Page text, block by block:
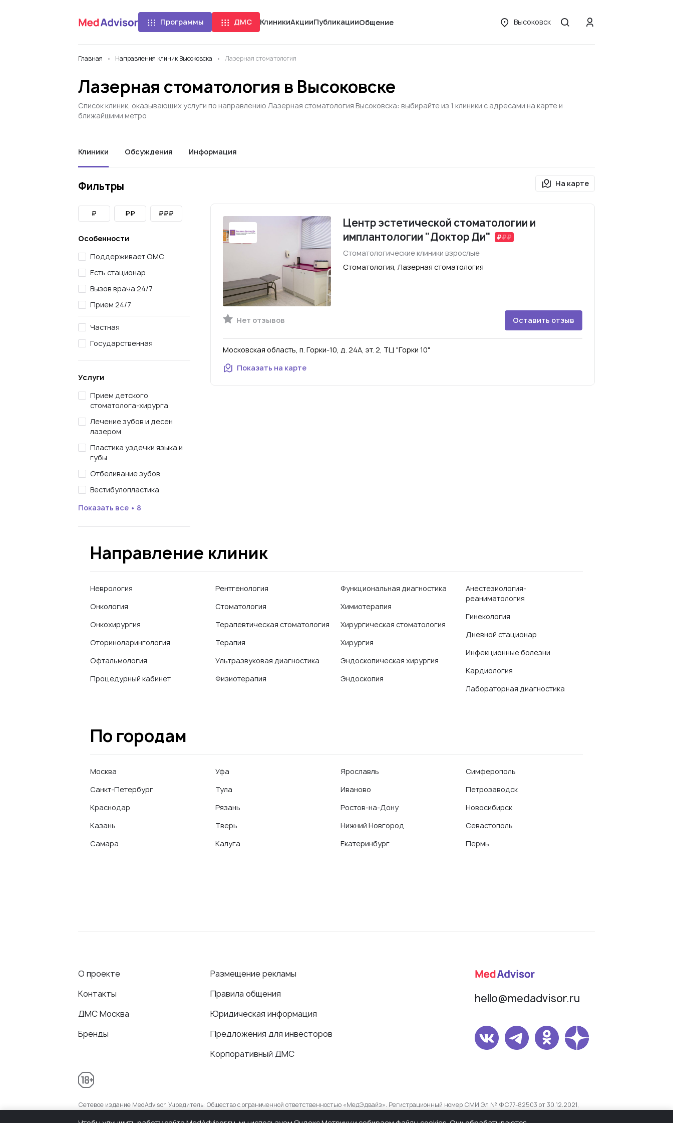
Программы ДМС КлиникиАкцииПубликацииОбщение Высоковск
Главная Направления клиник Высоковска Лазерная стоматология
Лазерная стоматология в Высоковске
Список клиник, оказывающих услуги по направлению Лазерная стоматология Высоковска: выбирайте из 1 клиники с адресами на карте и
ближайшими метро
Клиники Обсуждения Информация
Фильтры
₽ ₽₽ ₽₽₽
Особенности
Поддерживает ОМС
Есть стационар
Вызов врача 24/7
Прием 24/7
Частная
Государственная
Услуги
Прием детского
стоматолога-хирурга
Лечение зубов и десен
лазером
Пластика уздечки языка и
губы
Отбеливание зубов
Вестибулопластика
Показать все • 8
На карте
Центр эстетической стоматологии и
имплантологии "Доктор Ди"
Стоматологические клиники взрослые
Стоматология, Лазерная стоматология
Нет отзывов Оставить отзыв
Московская область, п. Горки-10, д. 24А, эт. 2, ТЦ "Горки 10"
Показать на карте
Направление клиник
Неврология
Онкология
Онкохирургия
Оториноларингология
Офтальмология
Процедурный кабинет
Рентгенология
Стоматология
Терапевтическая стоматология
Терапия
Ультразвуковая диагностика
Физиотерапия
Функциональная диагностика
Химиотерапия
Хирургическая стоматология
Хирургия
Эндоскопическая хирургия
Эндоскопия
Анестезиология-
реаниматология
Гинекология
Дневной стационар
Инфекционные болезни
Кардиология
Лабораторная диагностика
По городам
Москва
Санкт-Петербург
Краснодар
Казань
Самара
Уфа
Тула
Рязань
Тверь
Калуга
Ярославль
Иваново
Ростов-на-Дону
Нижний Новгород
Екатеринбург
Симферополь
Петрозаводск
Новосибирск
Севастополь
Пермь
О проекте
Контакты
ДМС Москва
Бренды
Размещение рекламы
Правила общения
Юридическая информация
Предложения для инвесторов
Корпоративный ДМС
hello@medadvisor.ru
Сетевое издание MedAdvisor. Учредитель: Общество с ограниченной ответственностью «МедЭдвайз». Регистрационный номер СМИ Эл № ФС77-82503 от 30.12.2021,